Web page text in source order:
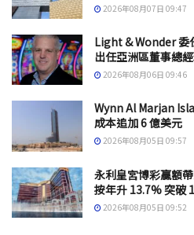
2026年08月07日 09:47
Light & Wonder 委
出任亞洲區董事總
2026年08月06日 09:46
Wynn Al Marjan
成本追加 6 億美元
2026年08月05日 09:57
永利皇宮博彩贏額
按年升 13.7% 突破
2026年08月05日 09:52